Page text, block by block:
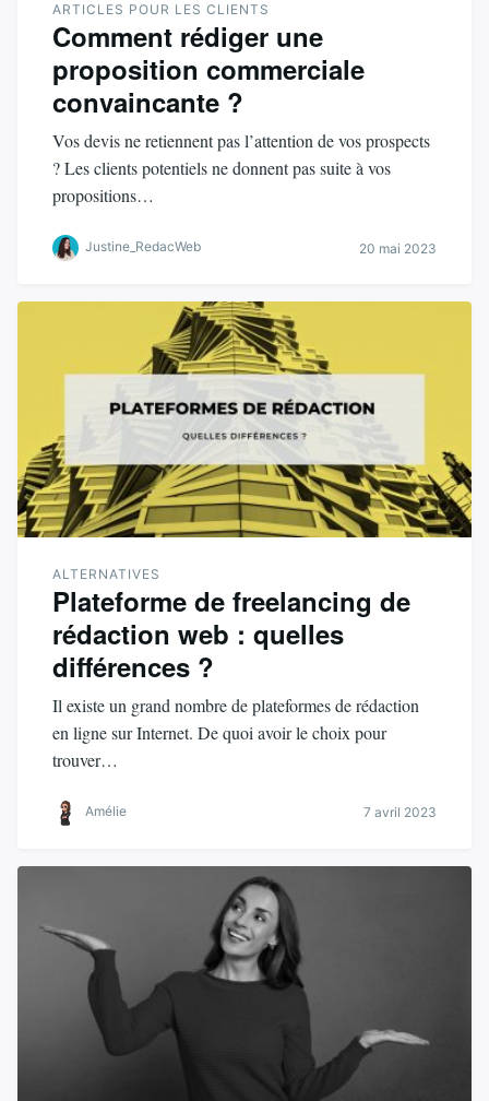
ARTICLES POUR LES CLIENTS
Comment rédiger une
proposition commerciale
convaincante ?
Vos devis ne retiennent pas l’attention de vos prospects
? Les clients potentiels ne donnent pas suite à vos
propositions…
Justine_RedacWeb 20 mai 2023
ALTERNATIVES
Plateforme de freelancing de
rédaction web : quelles
différences ?
Il existe un grand nombre de plateformes de rédaction
en ligne sur Internet. De quoi avoir le choix pour
trouver…
Amélie 7 avril 2023